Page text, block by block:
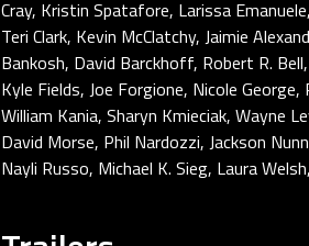
Cray, Kristin Spatafore, Larissa
Teri Clark, Kevin McClatchy, Jaimie
Bankosh, David Barckhoff, Robert R.
Kyle Fields, Joe Forgione, Nicole
William Kania, Sharyn Kmieciak, Wayne
David Morse, Phil Nardozzi, Jackson
Nayli Russo, Michael K. Sieg, Laura